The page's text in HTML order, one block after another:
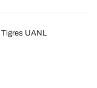
Tigres UANL